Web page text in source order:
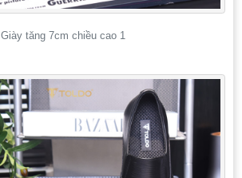
Giày tăng 7cm chiều cao 1